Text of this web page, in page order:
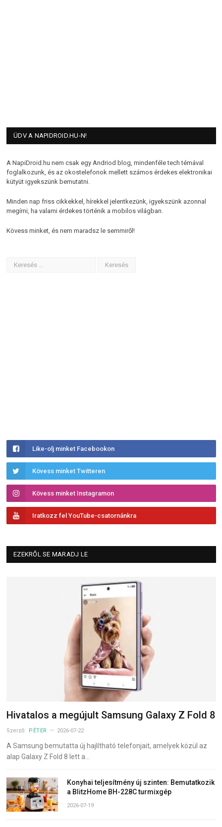
ÜDV A NAPIDROID.HU-N!
A NapiDroid.hu nem csak egy Andriod blog, mindenféle tech témával
foglalkozunk, és az okostelefonok mellett számos érdekes elektronikai
kütyüt igyekszünk bemutatni.
Minden nap friss cikkekkel, hírekkel jelentkezünk, igyekszünk azonnal
megírni, ha valami érdekes történik a mobilos világban.
Kövess minket, és nem maradsz le semmiről!
Like-olj minket Facebookon
Kövess minket Twitteren
Kövess minket Instagramon
Iratkozz fel YouTube-csatornánkra
EZEKRŐL SE MARADJ LE
Hivatalos a megújult Samsung Galaxy Z Fold 8
Szerző: PÉTER 2026-07-22
A Samsung bemutatta új hajlítható telefonjait, amelyek közül az
alap Galaxy Z Fold 8 lett a…
Konyhai teljesítmény új szinten: Bemutatkozik
a BlitzHome BH-228C turmixgép
2026-07-19